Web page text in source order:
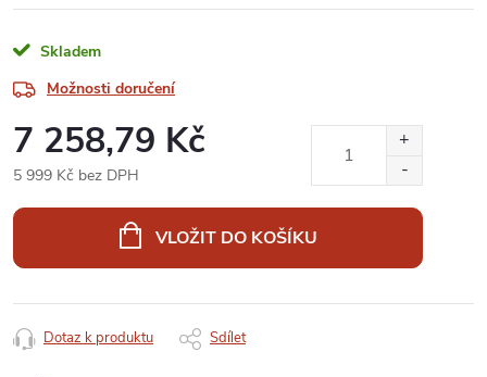
Skladem
Možnosti doručení
7 258,79 Kč
5 999 Kč bez DPH
VLOŽIT DO KOŠÍKU
Dotaz k produktu Sdílet